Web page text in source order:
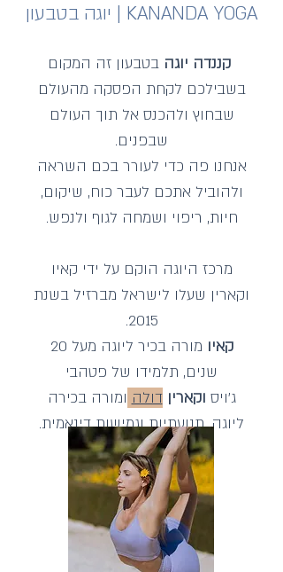
יוגה בטבעון | KANANDA YOGA
קננדה יוגה בטבעון זה המקום
בשבילכם לקחת הפסקה מהעולם
שבחוץ ולהכנס אל תוך העולם
שבפנים.
אנחנו פה כדי לעורר בכם השראה
ולהוביל אתכם לעבר כוח, שיקום,
חיות, ריפוי ושמחה לגוף ולנפש.
מרכז היוגה הוקם על ידי קאיו
וקארין שעלו לישראל מברזיל בשנת
2015.
קאיו
מורה בכיר ליוגה מעל 20
שנים, תלמידו של פטהבי
ג'ויס וקארין דולה ומורה בכירה
ליוגה, תנועתיות וגמישות דינאמית.